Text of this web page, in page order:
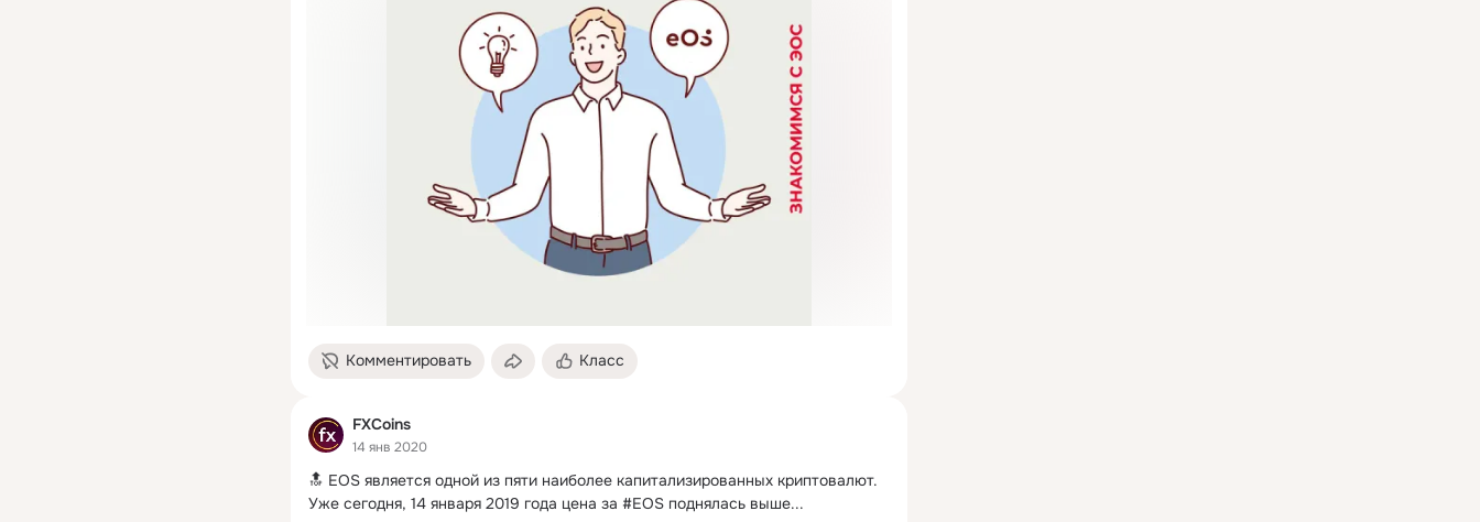
Комментировать Класс
FXCoins
14 янв 2020
🔝 EOS является одной из пяти наиболее капитализированных криптовалют.
Уже сегодня, 14 января 2019 года цена за #EOS поднялась выше...